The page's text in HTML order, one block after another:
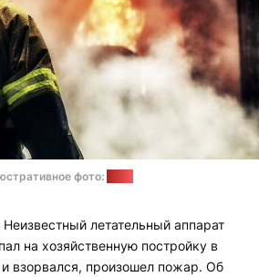
фото:
Неизвестный летательный аппарат
на хозяйственную постройку в
взорвался, произошел пожар. Об